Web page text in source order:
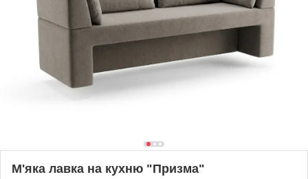
М'яка лавка на кухню "Призма"